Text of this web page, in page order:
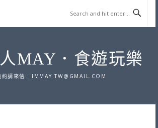
MAY．食遊玩樂
約請來信 : IMMAY.TW@GMAIL.COM